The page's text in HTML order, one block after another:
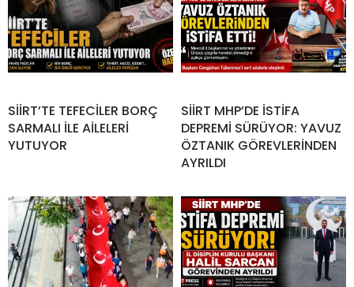
SİİRT’TE TEFECİLER BORÇ
SARMALI İLE AİLELERİ
YUTUYOR
SİİRT MHP’DE İSTİFA
DEPREMİ SÜRÜYOR: YAVUZ
ÖZTANIK GÖREVLERİNDEN
AYRILDI